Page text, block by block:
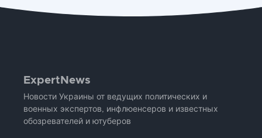
ExpertNews
Новости Украины от ведущих политических и
военных экспертов, инфлюенсеров и известных
обозревателей и ютуберов